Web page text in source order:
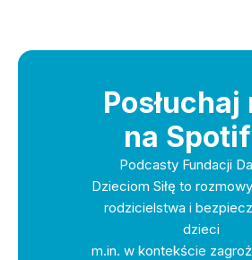
Posłuchaj
na
Podcasty Fundacji
Dzieciom Siłę to
rodzicielstwa i
dzieci
m.in. w kontekście